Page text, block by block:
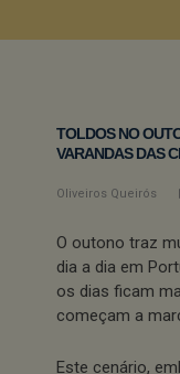
TOLDOS NO
VARANDAS DAS
Oliveiros Queirós
O outono traz
dia a dia em
os dias ficam
começam a
Este cenário,